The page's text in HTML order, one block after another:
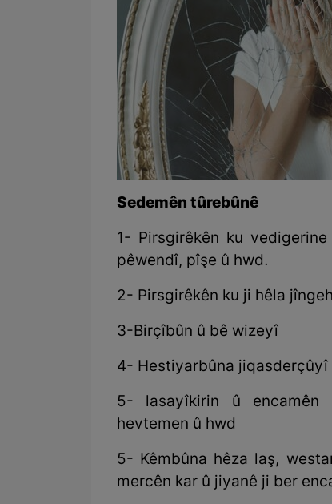
Sedemên tûrebûnê
1- Pirsgirêkên ku
pêwendî, pîşe û hwd.
2- Pirsgirêkên ku ji hêla
3-Birçîbûn û bê wizeyî
4- Hestiyarbûna jiqasderçûyî
5- lasayîkirin û encamên
hevtemen û hwd
5- Kêmbûna hêza laş,
mercên kar û jiyanê ji ber